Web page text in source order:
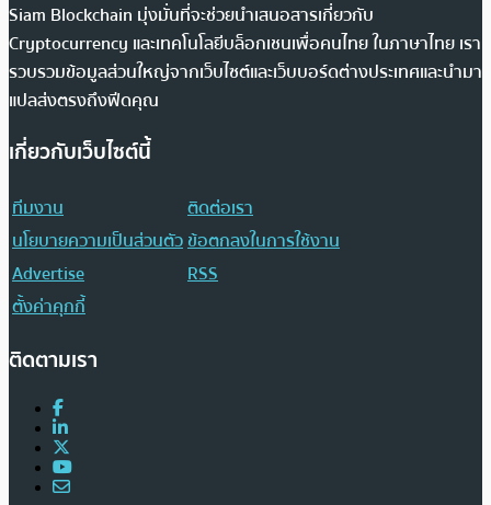
Siam Blockchain มุ่งมั่นที่จะช่วยนำเสนอสารเกี่ยวกับ
Cryptocurrency และเทคโนโลยีบล็อกเชนเพื่อคนไทย ในภาษาไทย เรา
รวบรวมข้อมูลส่วนใหญ่จากเว็บไซต์และเว็บบอร์ดต่างประเทศและนำมา
แปลส่งตรงถึงฟีดคุณ
เกี่ยวกับเว็บไซต์นี้
ทีมงาน
ติดต่อเรา
นโยบายความเป็นส่วนตัวข้อตกลงในการใช้งาน
Advertise
RSS
ตั้งค่าคุกกี้
ติดตามเรา